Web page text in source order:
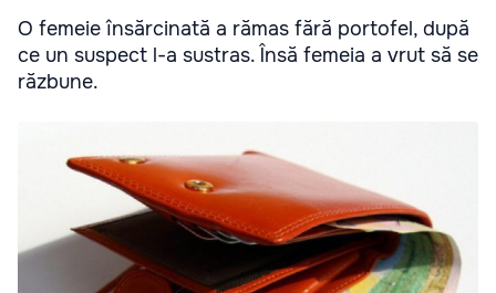
O femeie însărcinată a rămas fără portofel, după
ce un suspect l-a sustras. Însă femeia a vrut să se
răzbune.